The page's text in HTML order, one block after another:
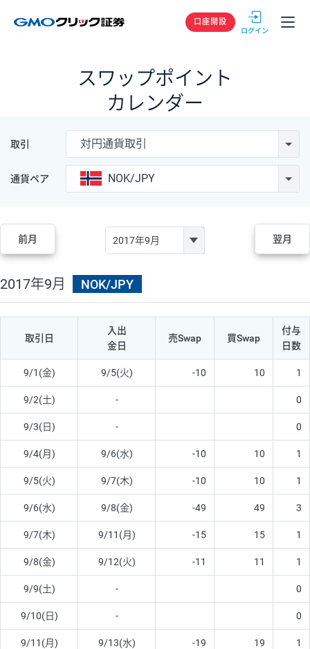
GMOクリック
口座開設
スワップポイント
カレンダー
取引 対円通貨取引
通貨ペア NOK/JPY
前月 翌月
2017年9月 NOK/JPY
取引日
入出
金日
売Swap 買Swap
付与
日数
9/1(金) 9/5(火) -10 10 1
9/2(土) - 0
9/3(日) - 0
9/4(月) 9/6(水) -10 10 1
9/5(火) 9/7(木) -10 10 1
9/6(水) 9/8(金) -49 49 3
9/7(木) 9/11(月) -15 15 1
9/8(金) 9/12(火) -11 11 1
9/9(土) - 0
9/10(日) - 0
9/11(月) 9/13(水) -19 19 1